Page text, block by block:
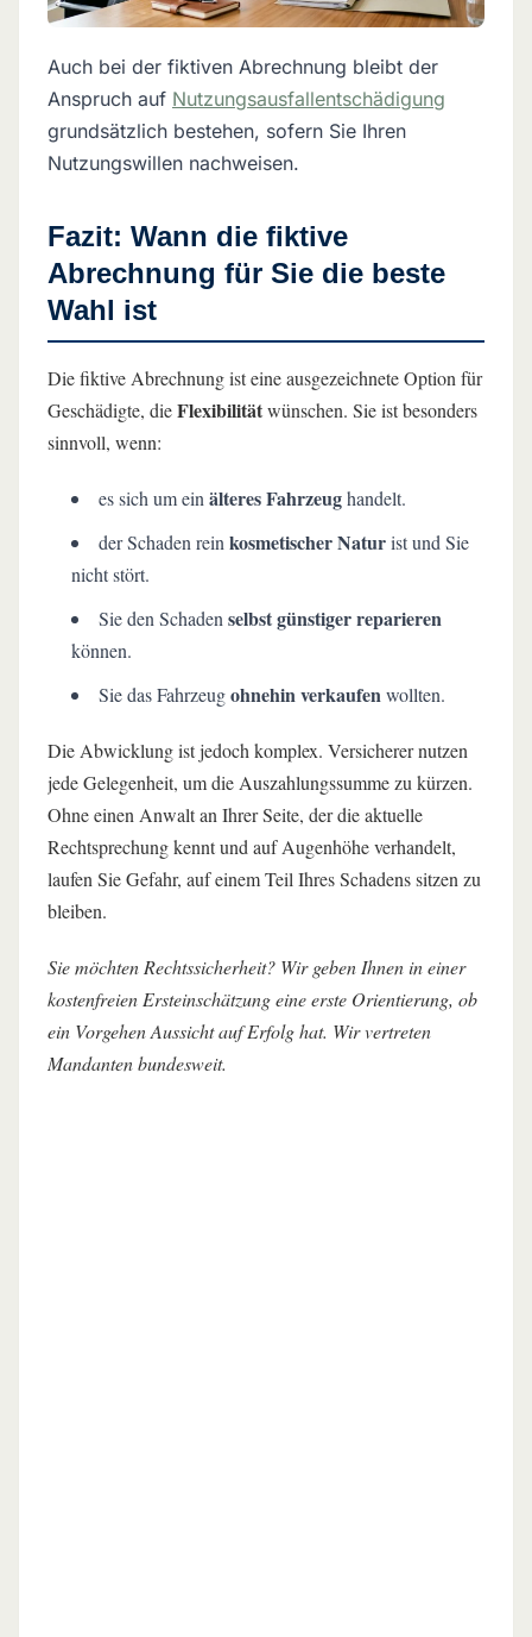
Auch bei der fiktiven Abrechnung bleibt der
Anspruch auf Nutzungsausfallentschädigung
grundsätzlich bestehen, sofern Sie Ihren
Nutzungswillen nachweisen.
Fazit: Wann die fiktive
Abrechnung für Sie die beste
Wahl ist
Die fiktive Abrechnung ist eine ausgezeichnete Option für
Geschädigte, dieFlexibilitätwünschen. Sie ist besonders
sinnvoll, wenn:
es sich um ein älteres Fahrzeughandelt.
der Schaden rein kosmetischer Naturist und Sie
nicht stört.
Sie den Schaden selbst günstiger reparieren
können.
Sie das Fahrzeugohnehin verkaufenwollten.
Die Abwicklung ist jedoch komplex. Versicherer nutzen
jede Gelegenheit, um die Auszahlungssumme zu kürzen.
Ohne einen Anwalt an Ihrer Seite, der die aktuelle
Rechtsprechung kennt und auf Augenhöhe verhandelt,
laufen Sie Gefahr, auf einem Teil Ihres Schadens sitzen zu
bleiben.
Sie möchten Rechtssicherheit? Wir geben Ihnen in einer
kostenfreien Ersteinschätzung eine erste Orientierung, ob
ein Vorgehen Aussicht auf Erfolg hat. Wir vertreten
Mandanten bundesweit.